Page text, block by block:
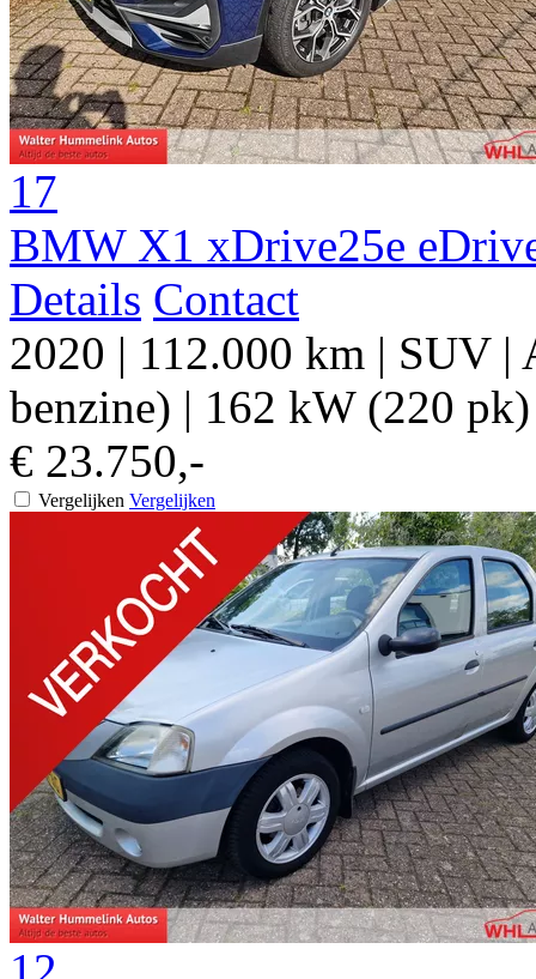
17
BMW X1 xDrive25e
Details Contact
2020 | 112.000 km | SUV|
benzine) | 162 kW (220 pk)
€ 23.750,-
Vergelijken Vergelijken